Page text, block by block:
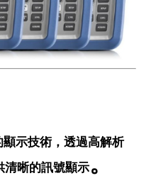
示技術，透過高解析
清晰的訊號顯示。